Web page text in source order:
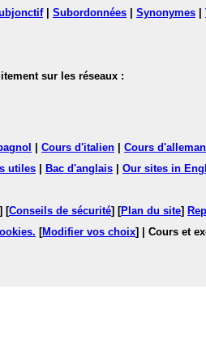
| Subordonnées Synonymes
sur les réseaux :
Cours d'italien Cours
utiles Bac d'anglais Our sites in
] [Conseils de sécurité] [Plan du site]
. [Modifier vos choix]
| Cours et